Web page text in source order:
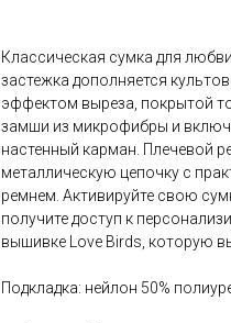
Классическая сумка для
застежка дополняется
эффектом выреза, покрытой
замши из микрофибры и
настенный карман. Плечевой
металлическую цепочку с
ремнем. Активируйте свою
получите доступ к
вышивке Love Birds, которую
Подкладка: нейлон 50%